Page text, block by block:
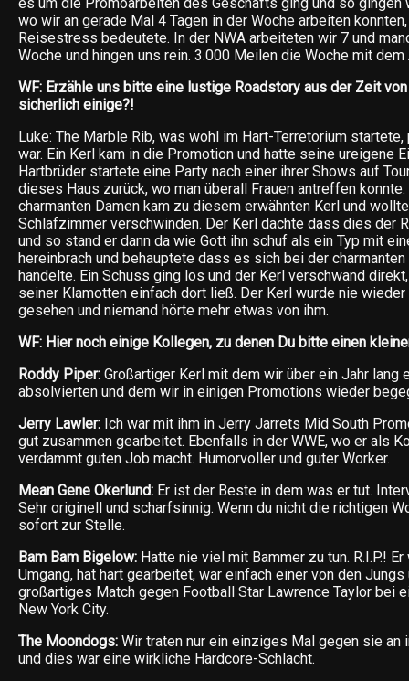
wo wir an gerade Mal 4 Tagen in der Woche arbeiten
Reisestress bedeutete. In der NWA arbeiteten wir 7 und
Woche und hingen uns rein. 3.000 Meilen die Woche mit dem
WF: Erzähle uns bitte eine lustige Roadstory aus der Zeit von
sicherlich einige?!
Luke: The Marble Rib, was wohl im Hart-Terretorium
war. Ein Kerl kam in die Promotion und hatte seine ureigene
Hartbrüder startete eine Party nach einer ihrer Shows auf
dieses Haus zurück, wo man überall Frauen antreffen
charmanten Damen kam zu diesem erwähnten Kerl und
Schlafzimmer verschwinden. Der Kerl dachte dass dies der
und so stand er dann da wie Gott ihn schuf als ein Typ mit
hereinbrach und behauptete dass es sich bei der
handelte. Ein Schuss ging los und der Kerl verschwand
seiner Klamotten einfach dort ließ. Der Kerl wurde nie
gesehen und niemand hörte mehr etwas von ihm.
WF: Hier noch einige Kollegen, zu denen Du bitte einen
Roddy Piper: Großartiger Kerl mit dem wir über ein Jahr lang
absolvierten und dem wir in einigen Promotions wieder
Jerry Lawler: Ich war mit ihm in Jerry Jarrets Mid South
gut zusammen gearbeitet. Ebenfalls in der WWE, wo er als
verdammt guten Job macht. Humorvoller und guter Worker.
Mean Gene Okerlund: Er ist der Beste in dem was er tut.
Sehr originell und scharfsinnig. Wenn du nicht die richtigen
sofort zur Stelle.
Bam Bam Bigelow: Hatte nie viel mit Bammer zu tun. R.I.P.!
Umgang, hat hart gearbeitet, war einfach einer von den Jungs
großartiges Match gegen Football Star Lawrence Taylor bei
New York City.
The Moondogs: Wir traten nur ein einziges Mal gegen sie an
und dies war eine wirkliche Hardcore-Schlacht.